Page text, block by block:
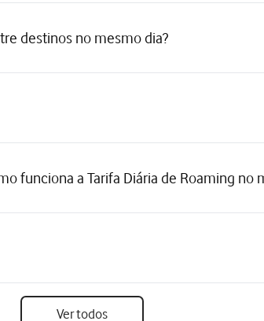
destinos no mesmo dia?
funciona a Tarifa Diária de Roaming no
Ver todos